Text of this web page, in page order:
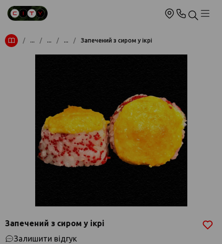
/ ... / ... / ... / Запечений з сиром у ікрі
Запечений з сиром у ікрі
Залишити відгук